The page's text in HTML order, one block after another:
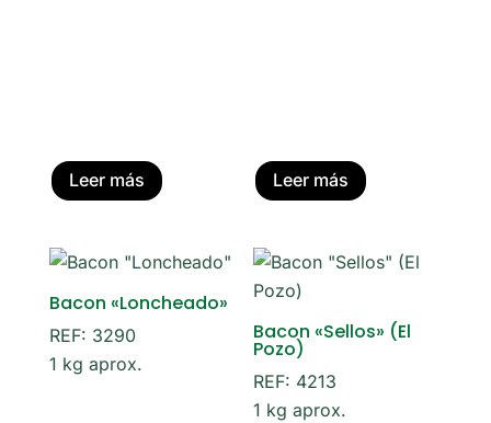
Leer más Leer más
Bacon «Loncheado»
REF: 3290
1 kg aprox.
Bacon «Sellos» (El
Pozo)
REF: 4213
1 kg aprox.